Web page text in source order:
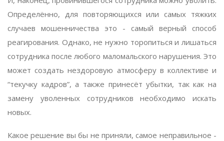
Определённо, для повторяющихся или самых тяжких
случаев мошенничества это - самый верный способ
реагирования. Однако, не нужно торопиться и лишаться
сотрудника после любого маломальского нарушения. Это
может создать нездоровую атмосферу в коллективе и
“текучку кадров”, а также принесёт убытки, так как на
замену уволенных сотрудников необходимо искать
новых.
Какое решение вы бы не приняли, самое неправильное -